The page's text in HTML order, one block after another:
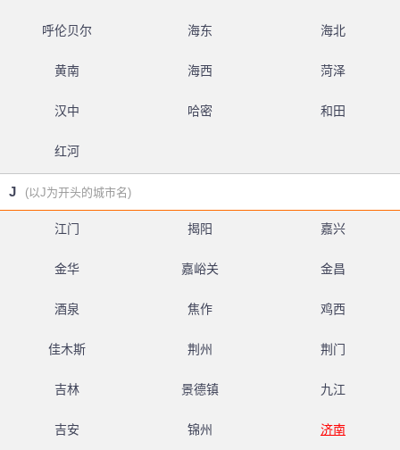
呼伦贝尔 海东 海北
黄南 海西 菏泽
汉中 哈密 和田
红河
J (以J为开头的城市名)
江门 揭阳 嘉兴
金华 嘉峪关 金昌
酒泉 焦作 鸡西
佳木斯 荆州 荆门
吉林 景德镇 九江
吉安 锦州 济南